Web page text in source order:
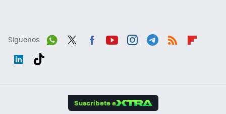
Síguenos
Suscríbete a